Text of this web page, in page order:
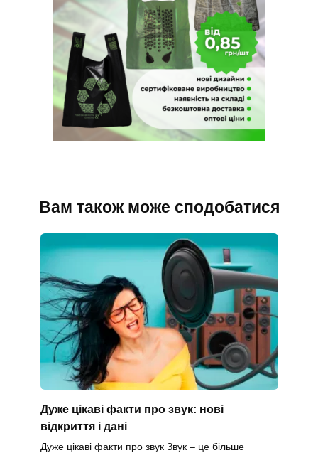
Вам також може сподобатися
Дуже цікаві факти про звук: нові
відкриття і дані
Дуже цікаві факти про звук Звук – це більше